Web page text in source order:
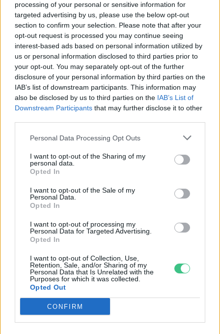
processing of your personal or sensitive information for
targeted advertising by us, please use the below opt-out
section to confirm your selection. Please note that after your
opt-out request is processed you may continue seeing
interest-based ads based on personal information utilized by
us or personal information disclosed to third parties prior to
your opt-out. You may separately opt-out of the further
disclosure of your personal information by third parties on the
IAB’s list of downstream participants. This information may
also be disclosed by us to third parties on the IAB’s List of
Downstream Participants that may further disclose it to other
Personal Data Processing Opt Outs
I want to opt-out of the Sharing of my
personal data.
Opted In
I want to opt-out of the Sale of my
Personal Data.
Opted In
I want to opt-out of processing my
Personal Data for Targeted Advertising.
Opted In
I want to opt-out of Collection, Use,
Retention, Sale, and/or Sharing of my
Personal Data that Is Unrelated with the
Purposes for which it was collected.
Opted Out
CONFIRM
PODCAST Novák Zsombor 2 perc
Szöllősi Gáborral, a Gardenfutura ügyvezetőjével beszélgettünk.
Történelmi aszály sújtja Nagy-
Britanniát is